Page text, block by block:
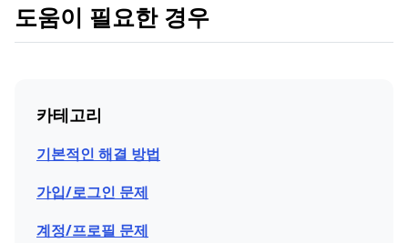
도움이 필요한 경우
카테고리
기본적인 해결 방법
가입/로그인 문제
계정/프로필 문제